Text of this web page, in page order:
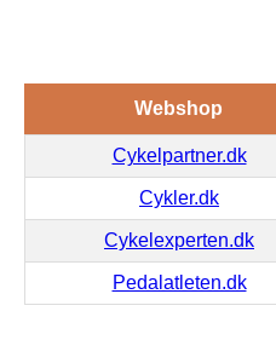
Webshop
Cykelpartner.dk
Cykler.dk
Cykelexperten.dk
Pedalatleten.dk